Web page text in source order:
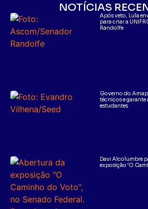
NOTÍCIAS
Após veto, Lula
para criar a
Randolfe
Governo do
técnicos e
estudantes
Davi Alcolumbre
exposição ‘O